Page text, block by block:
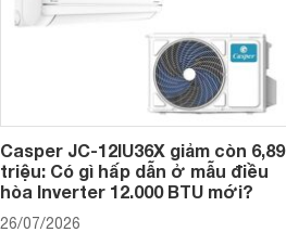
Casper JC-12IU36X giảm còn 6,89
triệu: Có gì hấp dẫn ở mẫu điều
hòa Inverter 12.000 BTU mới?
26/07/2026